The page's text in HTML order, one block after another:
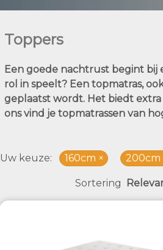
Toppers
Een goede nachtrust begint bij
rol in speelt? Een topmatras,
geplaatst wordt. Het biedt
ons vind je topmatrassen van
Uw keuze 160cm 200cm
Sortering